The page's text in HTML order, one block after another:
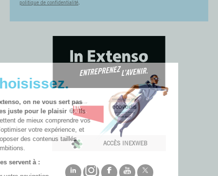
politique de confidentialité.
ACCÈS INEXWEB
🚀 Choisissez.
Chez In Extenso, on ne vous sert pas
des cookies juste pour le plaisir 🍪. Ils
nous permettent de mieux comprendre vos
besoins, d’optimiser votre expérience, et
de vous proposer des contenus taillés
pour vos ambitions.
Nos cookies servent à :